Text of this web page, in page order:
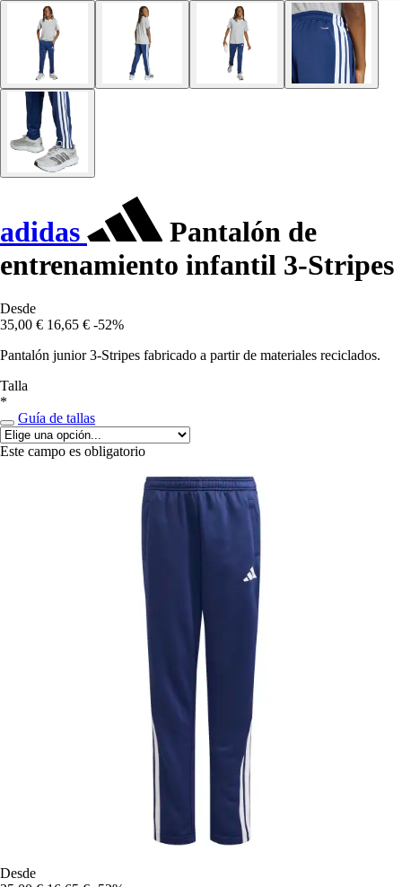
adidas
Pantalón de
entrenamiento infantil 3-Stripes
Desde
35,00 € 16,65 € -52%
Pantalón junior 3-Stripes fabricado a partir de materiales reciclados.
Talla
*
Guía de tallas
Este campo es obligatorio
Desde